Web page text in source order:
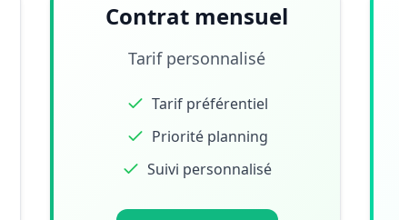
Contrat mensuel
Tarif personnalisé
Tarif préférentiel
Priorité planning
Suivi personnalisé